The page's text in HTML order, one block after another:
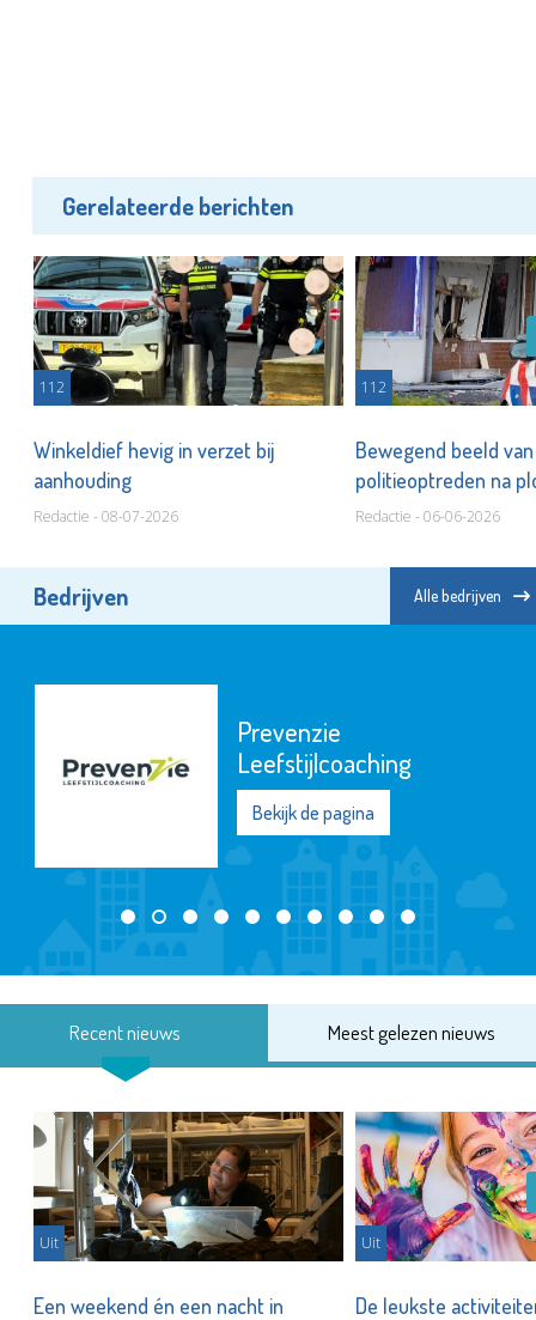
Gerelateerde berichten
112
Winkeldief hevig in verzet bij
aanhouding
Redactie - 08-07-2026
112
Bewegend beeld van
politieoptreden na
Holierhoek
Redactie - 06-06-2026
Bedrijven Alle bedrijven
Prevenzie
Leefstijlcoaching
Bekijk de pagina
Recent nieuws Meest gelezen nieuws
Uit
Een weekend én een nacht in
Uit
De leukste